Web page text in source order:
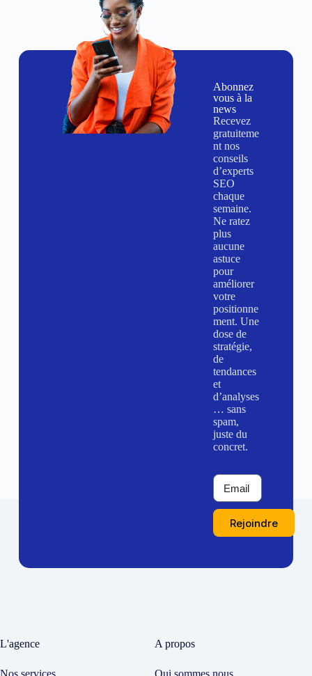
Abonnez
vous à la
news
Recevez
gratuiteme
nt nos
conseils
d’experts
SEO
chaque
semaine.
Ne ratez
plus
aucune
astuce
pour
améliorer
votre
positionne
ment. Une
dose de
stratégie,
de
tendances
et
d’analyses
… sans
spam,
juste du
concret.
Rejoindre
L'agence A propos